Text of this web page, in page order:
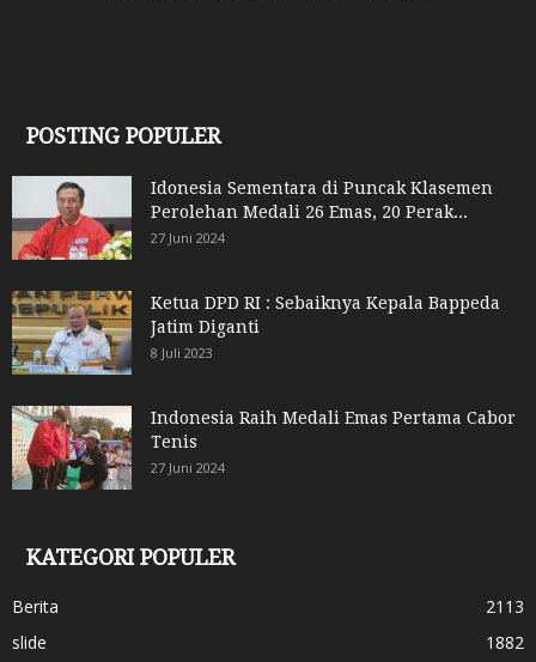
POSTING POPULER
Idonesia Sementara di Puncak Klasemen
Perolehan Medali 26 Emas, 20 Perak...
27 Juni 2024
Ketua DPD RI : Sebaiknya Kepala Bappeda
Jatim Diganti
8 Juli 2023
Indonesia Raih Medali Emas Pertama Cabor
Tenis
27 Juni 2024
KATEGORI POPULER
Berita
2113
slide
1882